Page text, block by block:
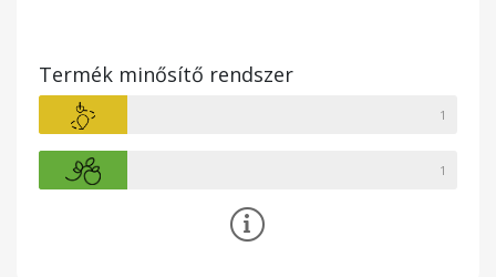
Termék minősítő rendszer
1
1